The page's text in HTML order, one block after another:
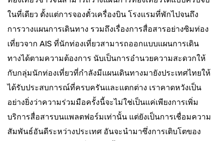
ในที่เดียว ตั้งแต่การจองตั๋วเครื่องบิน โรงแรมที่พักไปจนถึง
การวางแผนการเดินทาง รวมถึงเรื่องการสื่อสารอย่างซิมท่อง
เที่ยวจาก AIS ที่นักท่องเที่ยวสามารถออกแบบแผนการเดิน
ทางได้ตามความต้องการ นับเป็นการอำนวยความสะดวกให้
กับกลุ่มนักท่องเที่ยวที่กำลังมีแผนเดินทางมายังประเทศไทยให้
ได้รับประสบการณ์ที่ครบครันและแตกต่าง เราคาดหวังเป็น
อย่างยิ่งว่าความร่วมมือครั้งนี้จะไม่ใช่เป็นแค่เพียงการเพิ่ม
บริการสื่อสารบนแพลตฟอร์มเท่านั้น แต่ยังเป็นการเชื่อมความ
สัมพันธ์อันดีระหว่างประเทศ อันจะนำมาซึ่งการเติบโตของ